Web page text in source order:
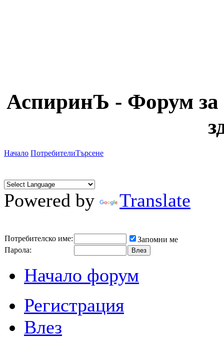
АспиринЪ - Форум за
Начало ПотребителиТърсене
Powered by Translate
Потребителско име:
Запомни ме
Парола:
Начало форум
Регистрация
Влез